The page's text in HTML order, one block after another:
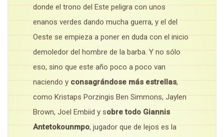
donde el trono del Este peligra con unos
enanos verdes dando mucha guerra, y el del
Oeste se empieza a poner en duda con el inicio
demoledor del hombre de la barba. Y no sólo
eso, sino que este año poco a poco van
naciendo y consagrándose más estrellas,
como Kristaps Porzingis Ben Simmons, Jaylen
Brown, Joel Embiid y sobre todo Giannis
Antetokounmpo, jugador que de lejos es la